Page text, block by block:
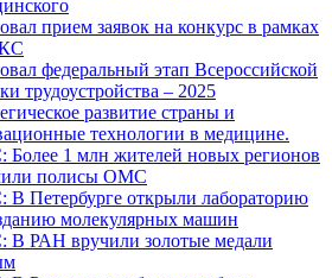
прием заявок на конкурс в рамках
федеральный этап Всероссийской
трудоустройства – 2025
развитие страны и
технологии в медицине.
1 млн жителей новых регионов
полисы ОМС
Петербурге открыли лабораторию
молекулярных машин
РАН вручили золотые медали